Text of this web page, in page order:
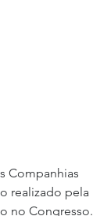
Companhias
realizado pela
no Congresso.